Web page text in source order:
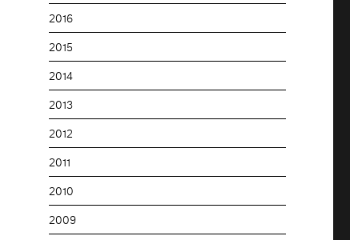
2016
2015
2014
2013
2012
2011
2010
2009